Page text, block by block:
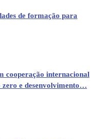
de formação para
cooperação internacional
e desenvolvimento…